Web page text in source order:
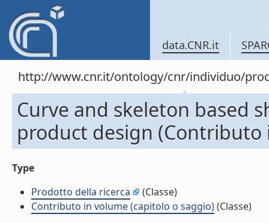
data.CNR.it
http://www.cnr.it/ontology/cnr/individuo/
Curve and skeleton based
product design (Contributo
Type
Prodotto della ricerca
(Classe)
Contributo in volume (capitolo o saggio)(Classe)